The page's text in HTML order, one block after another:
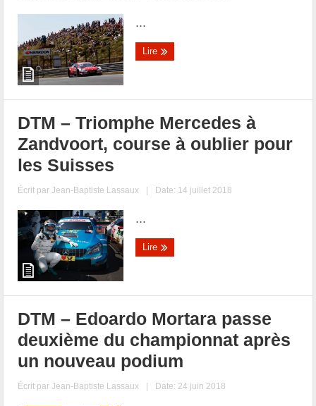
...
Lire
DTM – Triomphe Mercedes à
Zandvoort, course à oublier pour
les Suisses
Écrit parJean-Baptiste Lassaux | Date: 14 juillet 2018
...
Lire
DTM – Edoardo Mortara passe
deuxième du championnat après
un nouveau podium
Écrit parJean-Baptiste Lassaux | Date: 24 juin 2018